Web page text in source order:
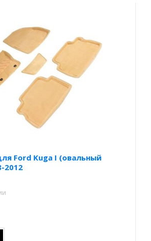
Ford Kuga I (овальный
2012